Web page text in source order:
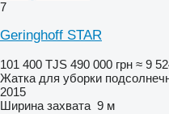
7
Geringhoff STAR
101 400 TJS 490 000 грн ≈ 9
Жатка для уборки
2015
Ширина захвата 9 м